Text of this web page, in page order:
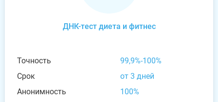
ДНК-тест диета и фитнес
Точность
99,9%-100%
Срок
от 3 дней
Анонимность
100%